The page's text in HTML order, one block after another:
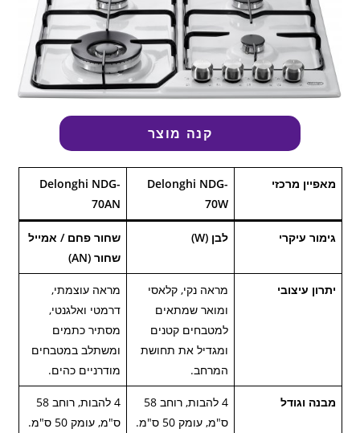
קנה מוצר
מאפיין מרכזי
Delonghi NDG-
70W
Delonghi NDG-
70AN
גימור עיקרי לבן (W)
שחור פחם / אמייל
שחור (AN)
יתרון עיצובי
מראה נקי, קלאסי
ומואר שמתאים
למטבחים קטנים
ומגדיל את תחושת
המרחב.
מראה עוצמתי,
דרמטי ואלגנטי,
מסתיר כתמים
ומשתלב במטבחים
מודרניים כהים.
מבנה וגודל
4 להבות, רוחב 58
ס"מ, עומק 50 ס"מ.
4 להבות, רוחב 58
ס"מ, עומק 50 ס"מ.